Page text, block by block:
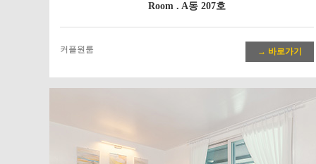
Room . A동 207호
커플원룸 → 바로가기